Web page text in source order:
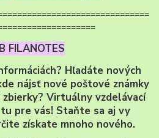
FILANOTES
Hľadáte nových
nájsť nové poštové známky
Virtuálny vzdelávací
pre vás! Staňte sa aj vy
získate mnoho nového.